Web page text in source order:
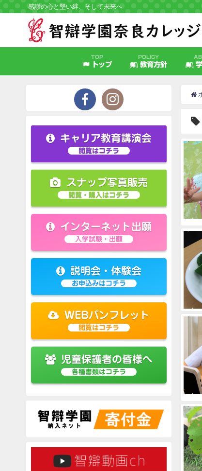
感謝の心と堅い絆、そして未来へ
TOP
トップ
POLICY
教育方針 学
キャリア教育講演会
閲覧はコチラ
スナップ写真販売
閲覧・購入はコチラ
インターネット出願
入学試験・出願
説明会・体験会
お申込みはコチラ
WEBパンフレット
閲覧はコチラ
児童保護者の皆様へ
各種書類はコチラ